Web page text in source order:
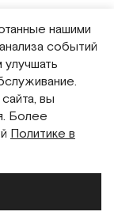
нашими
событий
вы
Более
Политике в